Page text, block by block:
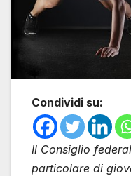
Condividi su:
Il Consiglio
particolare di